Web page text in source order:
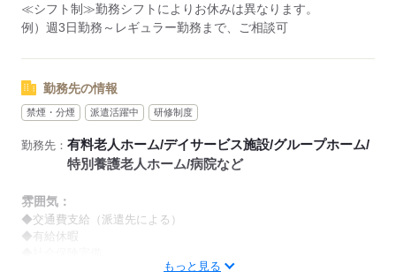
【夜勤】
17：00～10：00
2～3ヵ月程度のならし日勤が必要です
その他、
●週2日・1日4h～
●日勤のみ
など、いろんなシフトのお仕事をご紹介できます！
登録の際に、あなたのご希望をお聞かせください。
勤務したシフトを申請後、最短で2日後に給与GETも可能！
≪シフト制≫勤務シフトによりお休みは異なります。
例）週3日勤務～レギュラー勤務まで、ご相談可
勤務先の情報
禁煙・分煙 派遣活躍中 研修制度
勤務先： 有料老人ホーム/デイサービス施設/グループホーム/
特別養護老人ホーム/病院など
雰囲気：
◆交通費支給（派遣先による）
◆有給休暇
※喫煙環境に関しては就業場所ごとに異なります。
もっと見る